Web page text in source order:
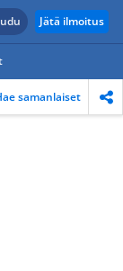
Jätä ilmoitus
samanlaiset